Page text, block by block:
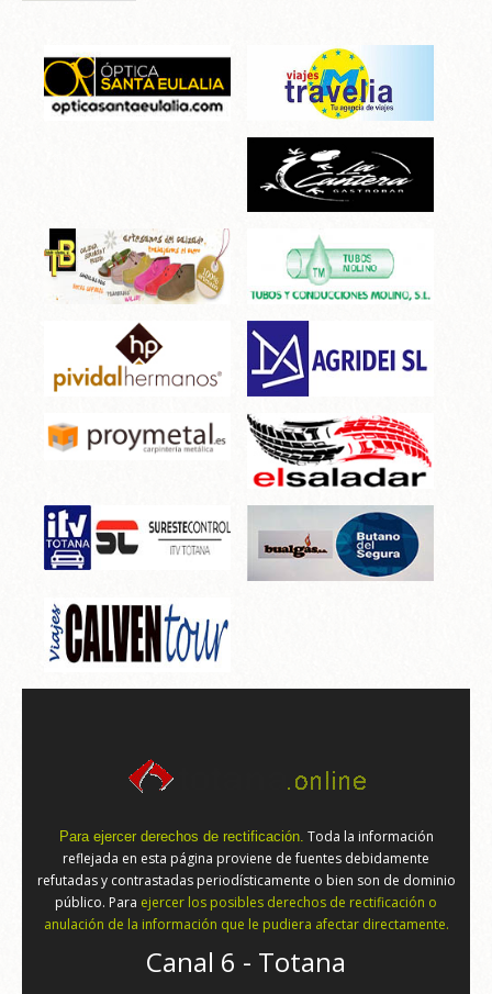
Para ejercer derechos de rectificación. Toda la información
reflejada en esta página proviene de fuentes debidamente
refutadas y contrastadas periodísticamente o bien son de dominio
público. Para ejercer los posibles derechos de rectificación o
anulación de la información que le pudiera afectar directamente.
Canal 6 - Totana